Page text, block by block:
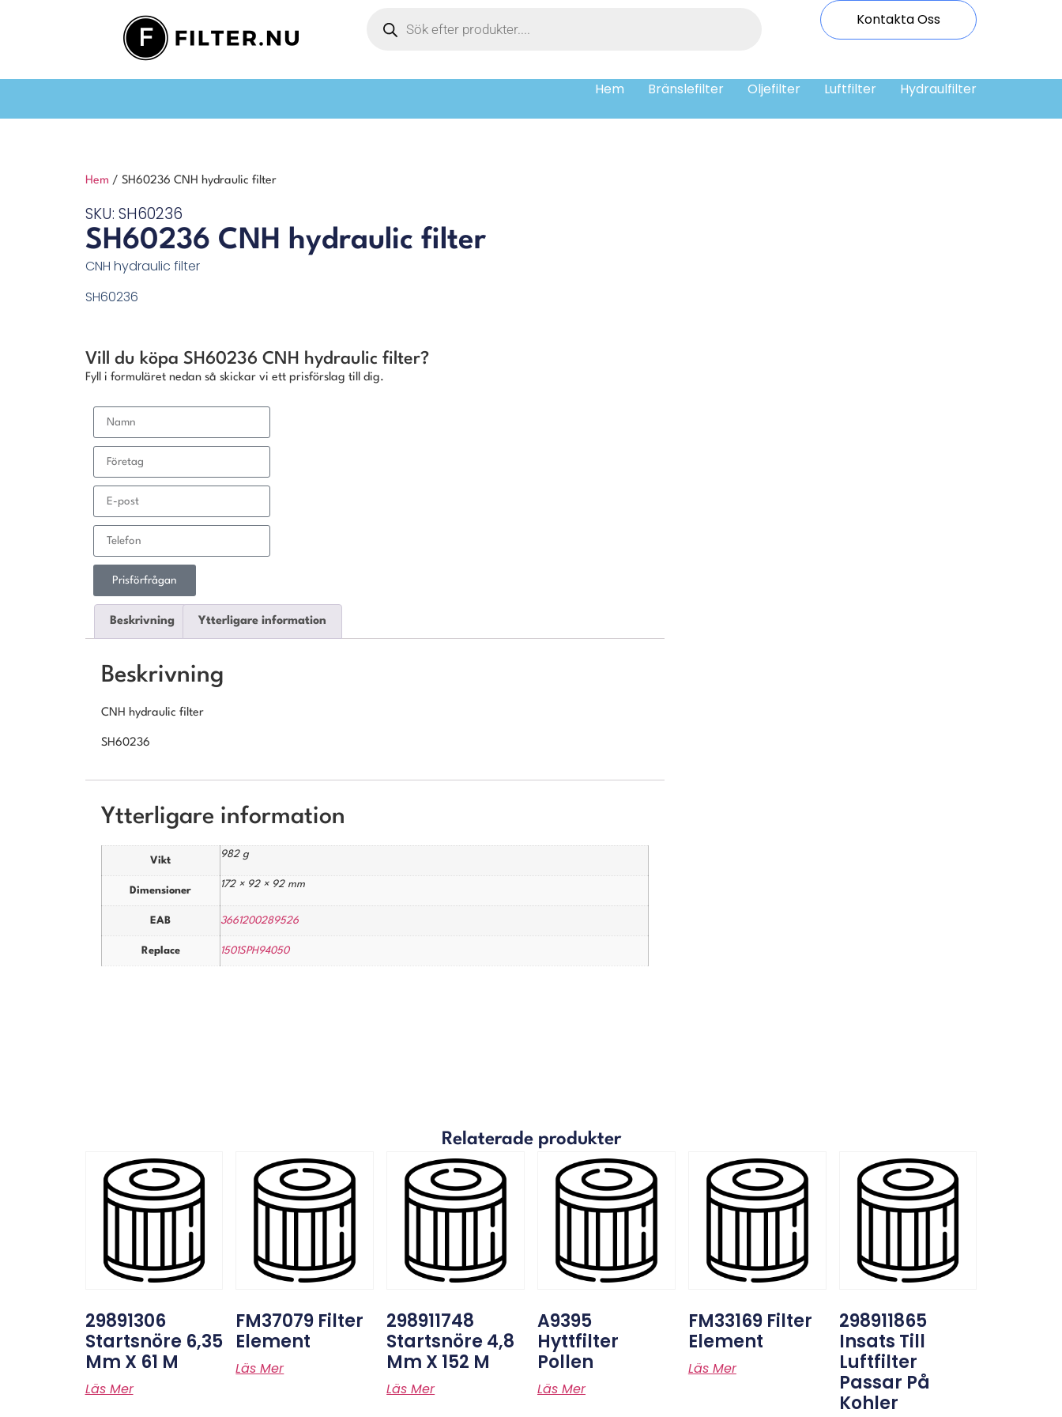
Kontakta Oss
Hem Bränslefilter Oljefilter Luftfilter Hydraulfilter
Hem / SH60236 CNH hydraulic filter
SKU: SH60236
SH60236 CNH hydraulic filter
CNH hydraulic filter
SH60236
Vill du köpa SH60236 CNH hydraulic filter?
Fyll i formuläret nedan så skickar vi ett prisförslag till dig.
Prisförfrågan
Beskrivning Ytterligare information
Beskrivning
CNH hydraulic filter
SH60236
Ytterligare information
Vikt
982 g
Dimensioner
172 × 92 × 92 mm
EAB 3661200289526
Replace 1501SPH94050
Relaterade produkter
29891306
Startsnöre 6,35
Mm X 61 M
Läs Mer
FM37079 Filter
Element
Läs Mer
298911748
Startsnöre 4,8
Mm X 152 M
Läs Mer
A9395
Hyttfilter
Pollen
Läs Mer
FM33169 Filter
Element
Läs Mer
298911865
Insats Till
Luftfilter
Passar På
Kohler